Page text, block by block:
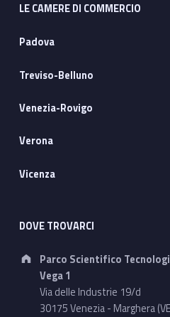
LE CAMERE DI COMMERCIO
Padova
Treviso-Belluno
Venezia-Rovigo
Verona
Vicenza
DOVE TROVARCI
Address:
Parco Scientifico
Vega 1
Via delle Industrie 19/d
30175 Venezia - Marghera